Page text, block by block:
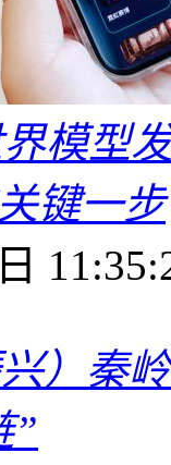
模型
键一步
兴）秦
”